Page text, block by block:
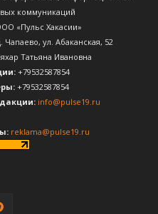
коммуникаций
«Пульс Хакасии»
Чапаево, ул. Абаканская, 52
Татьяна Ивановна
+79532587854
+79532587854
info@pulse19.ru
reklama@pulse19.ru